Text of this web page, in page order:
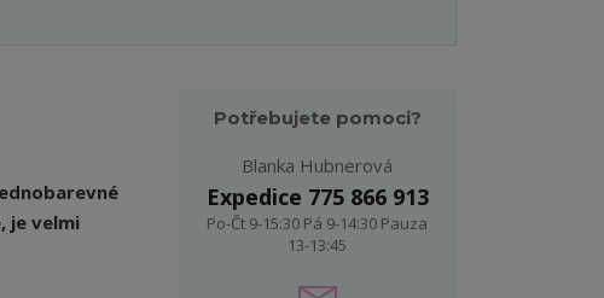
je velmi
Potřebujete pomoci?
Blanka Hubnerová
Expedice 775 866 913
Po-Čt 9-15:30 Pá 9-14:30 Pauza
13-13:45